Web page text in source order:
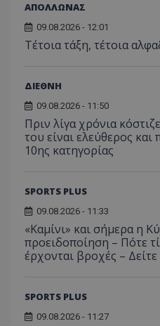
ΑΠΟΛΛΩΝΑΣ
09.08.2026 - 12:01
Τέτοια τάξη, τέτοια
ΔΙΕΘΝΗ
09.08.2026 - 11:50
Πριν λίγα χρόνια
του είναι ελεύθερος
10ης κατηγορίας
SPORTS PLUS
09.08.2026 - 11:33
«Καμίνι» και σήμερα η
προειδοποίηση – Πότε
έρχονται βροχές –
SPORTS PLUS
09.08.2026 - 11:27